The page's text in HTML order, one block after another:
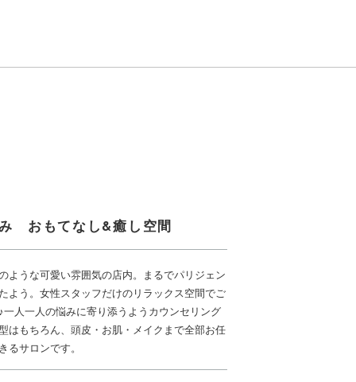
おもてなし&癒し空間
ような可愛い雰囲気の店内。まるでパリジェン
よう。女性スタッフだけのリラックス空間でご
一人一人の悩みに寄り添うようカウンセリング
はもちろん、頭皮・お肌・メイクまで全部お任
るサロンです。